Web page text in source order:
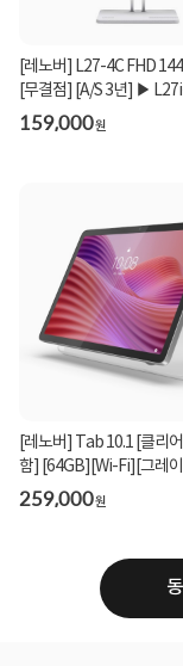
[레노버] L27-4C FHD
[무결점] [A/S 3년] ▶
델 ◀
159,000원
[레노버] Tab 10.1 [클리
함] [64GB][Wi-Fi][그레이]
_ZAEH0020KR
259,000원